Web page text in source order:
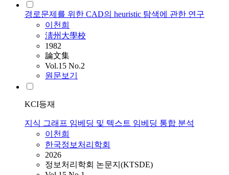
경로문제를 위한 CAD의 heuristic 탐색에 관한 연구
이천희
淸州大學校
1982
論文集
Vol.15 No.2
원문보기
KCI등재
지식 그래프 임베딩 및 텍스트 임베딩 통합 분석
이천희
한국정보처리학회
2026
정보처리학회 논문지(KTSDE)